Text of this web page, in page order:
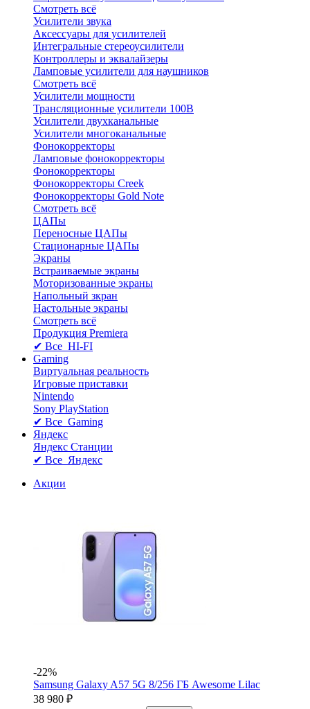
Смотреть всё
Усилители звука
Аксессуары для усилителей
Интегральные стереоусилители
Контроллеры и эквалайзеры
Ламповые усилители для наушников
Смотреть всё
Усилители мощности
Трансляционные усилители 100В
Усилители двухканальные
Усилители многоканальные
Фонокорректоры
Ламповые фонокорректоры
Фонокорректоры
Фонокорректоры Creek
Фонокорректоры Gold Note
Смотреть всё
ЦАПы
Переносные ЦАПы
Стационарные ЦАПы
Экраны
Встраиваемые экраны
Моторизованные экраны
Напольный зкран
Настольные экраны
Смотреть всё
Продукция Premiera
✔ Все HI-FI
Gaming
Виртуальная реальность
Игровые приставки
Nintendo
Sony PlayStation
✔ Все Gaming
Яндекс
Яндекс Станции
✔ Все Яндекс
Акции
-22%
Samsung Galaxy A57 5G 8/256 ГБ Awesome Lilac
38 980 ₽